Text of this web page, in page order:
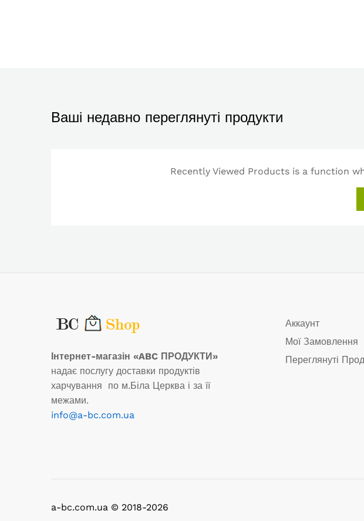
Ваші недавно переглянуті продукти
Recently Viewed Products is a function
Інтернет-магазін «ABC ПРОДУКТИ»
надає послугу доставки продуктів
харчування по м.Біла Церква і за її
межами.
info@a-bc.com.ua
Аккаунт
Мої Замовлення
Переглянуті
a-bc.com.ua © 2018-2026